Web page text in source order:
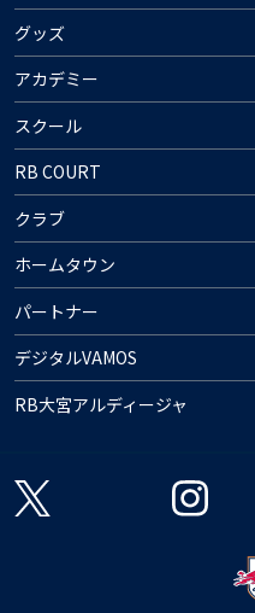
グッズ
アカデミー
スクール
RB COURT
クラブ
ホームタウン
パートナー
デジタルVAMOS
RB大宮アルディージャ